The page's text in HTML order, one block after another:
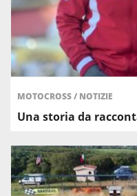
MOTOCROSS/ NOTIZIE
Una storia da